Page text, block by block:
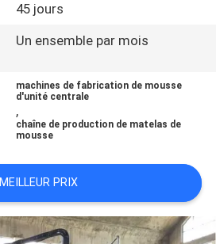
45 jours
Un ensemble par mois
machines de fabrication de mousse
d'unité centrale
,
chaîne de production de matelas de
mousse
MEILLEUR PRIX